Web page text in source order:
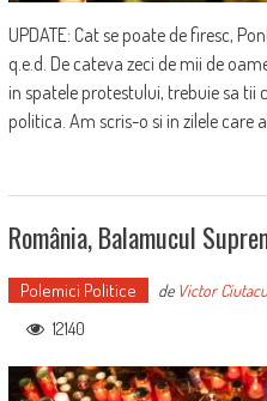
UPDATE: Cat se poate de firesc,
q.e.d. De cateva zeci de mii de
in spatele protestului, trebuie sa tii
politica. Am scris-o si in zilele care
România, Balamucul
Polemici Politice de Victor Ciutacu
12140